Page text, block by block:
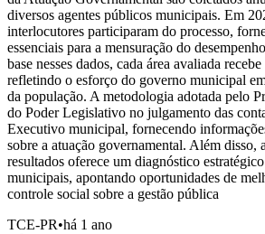
diversos agentes públicos municipais. Em
interlocutores participaram do processo,
essenciais para a mensuração do
base nesses dados, cada área avaliada
refletindo o esforço do governo municipal
da população. A metodologia adotada pelo
do Poder Legislativo no julgamento das
Executivo municipal, fornecendo
sobre a atuação governamental. Além disso,
resultados oferece um diagnóstico
municipais, apontando oportunidades de
controle social sobre a gestão pública
TCE-PR•há 1 ano